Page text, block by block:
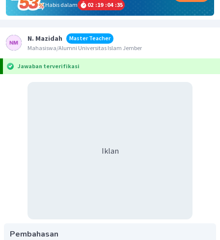
Habis dalam
02 :19 :04 :35
N. Mazidah
Master Teacher
Mahasiswa/Alumni Universitas Islam Jember
Jawaban terverifikasi
Iklan
Pembahasan